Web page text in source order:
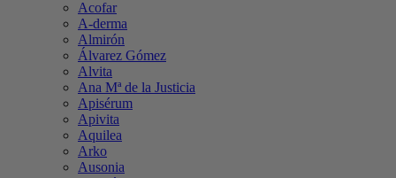
Acofar
A-derma
Almirón
Álvarez Gómez
Alvita
Ana Mª de la Justicia
Apisérum
Apivita
Aquilea
Arko
Ausonia